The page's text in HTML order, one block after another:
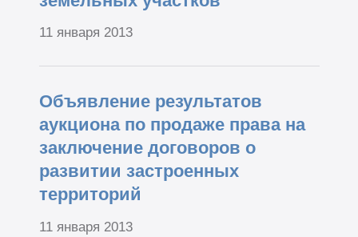
11 января 2013
Объявление результатов
аукциона по продаже права на
заключение договоров о
развитии застроенных
территорий
11 января 2013